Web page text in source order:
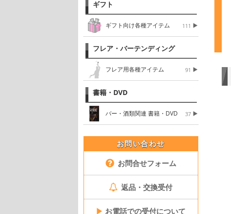
ギフト
ギフト向け各種アイテム 111
フレア・バーテンディング
フレア用各種アイテム 91
書籍・DVD
バー・酒類関連 書籍・DVD 37
お問い合わせ
お問合せフォーム
返品・交換受付
▶ お電話での受付について